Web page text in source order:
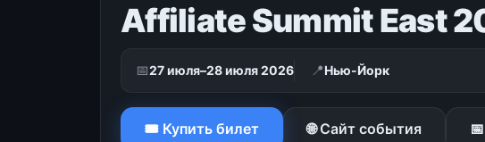
Affiliate Summit East
📅27 июля–28 июля 2026 📍Нью-Йорк
🎟 Купить билет 🌐 Сайт события